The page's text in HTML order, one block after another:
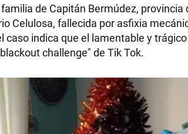
de Capitán Bermúdez, provincia
Celulosa, fallecida por asfixia
caso indica que el lamentable y
challenge" de Tik Tok.